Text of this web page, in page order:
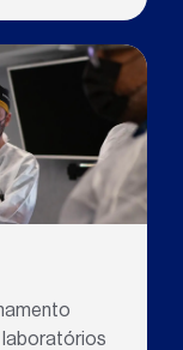
laboratórios